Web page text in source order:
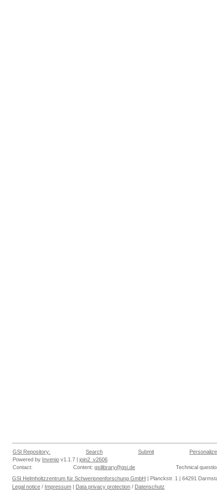
GSI Repository: Search Submit
Personalize
Powered by Invenio v1.1.7 | join2_v2606
Contact:
Content: gsilibrary@gsi.de
Technical
GSI Helmholtzzentrum für Schwerionenforschung GmbH | Planckstr. 1 | 64291
Legal notice / Impressum | Data privacy protection / Datenschutz